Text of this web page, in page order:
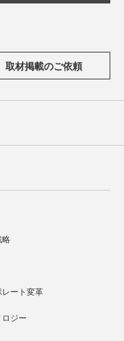
取材掲載のご依頼
略
レート変革
ジー